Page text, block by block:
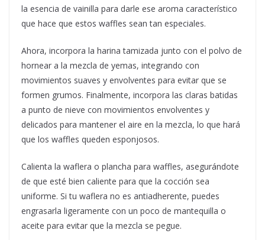
la esencia de vainilla para darle ese aroma característico
que hace que estos waffles sean tan especiales.
Ahora, incorpora la harina tamizada junto con el polvo de
hornear a la mezcla de yemas, integrando con
movimientos suaves y envolventes para evitar que se
formen grumos. Finalmente, incorpora las claras batidas
a punto de nieve con movimientos envolventes y
delicados para mantener el aire en la mezcla, lo que hará
que los waffles queden esponjosos.
Calienta la waflera o plancha para waffles, asegurándote
de que esté bien caliente para que la cocción sea
uniforme. Si tu waflera no es antiadherente, puedes
engrasarla ligeramente con un poco de mantequilla o
aceite para evitar que la mezcla se pegue.